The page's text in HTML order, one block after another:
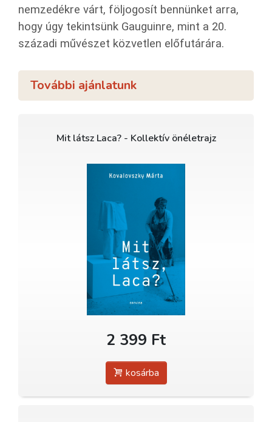
nemzedékre várt, följogosít bennünket arra,
hogy úgy tekintsünk Gauguinre, mint a 20.
századi művészet közvetlen előfutárára.
További ajánlatunk
Mit látsz Laca? - Kollektív önéletrajz
2 399 Ft
kosárba